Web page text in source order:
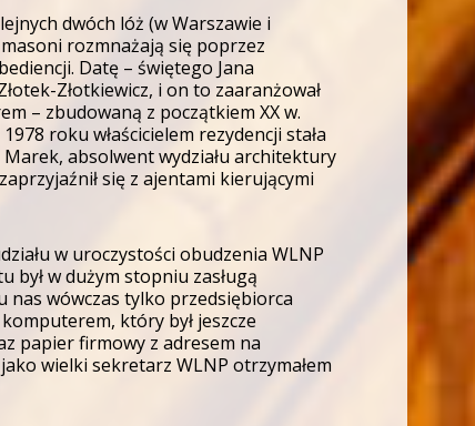
dwóch lóż (w Warszawie i
rozmnażają się poprzez
Datę – świętego Jana
Złotkiewicz, i on to zaaranżował
– zbudowaną z początkiem XX w.
roku właścicielem rezydencji stała
absolwent wydziału architektury
się z ajentami kierującymi
w uroczystości obudzenia WLNP
był w dużym stopniu zasługą
nas wówczas tylko przedsiębiorca
który był jeszcze
papier firmowy z adresem na
wielki sekretarz WLNP otrzymałem